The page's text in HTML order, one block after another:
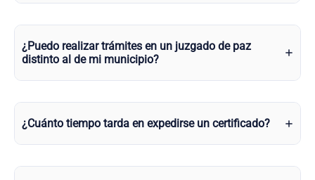
¿Puedo realizar trámites en un juzgado de paz
distinto al de mi municipio?
¿Cuánto tiempo tarda en expedirse un certificado?